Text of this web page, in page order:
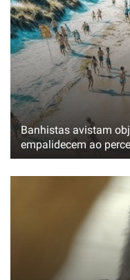
Banhistas avistam
empalidecem ao